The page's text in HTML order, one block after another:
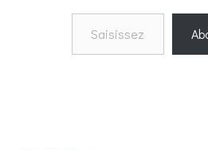
Saisissez votre adresse e-mail…